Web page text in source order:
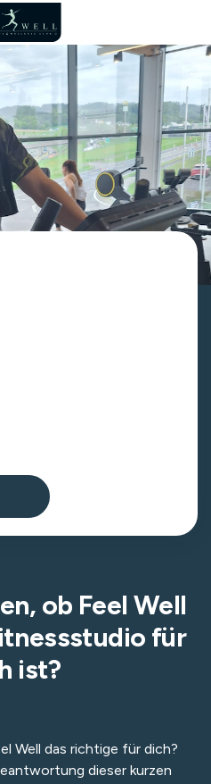
ob Feel Well
für
ist?
Well das richtige für dich?
dieser kurzen